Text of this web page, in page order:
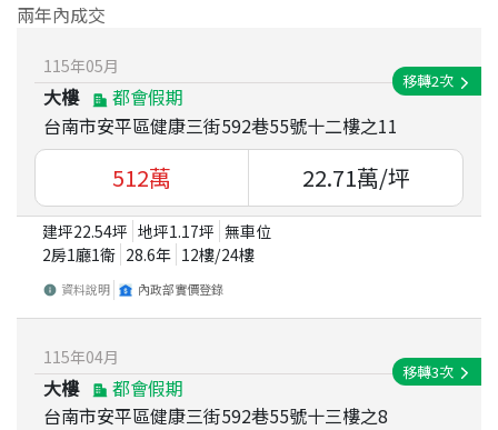
兩年內成交
115年05月
大樓
都會假期
台南市安平區健康三街592巷55號十二樓之11
移轉2次
512萬 22.71萬/坪
建坪22.54坪 地坪1.17坪 無車位
2房1廳1衛 28.6年 12樓/24樓
資料說明 內政部實價登錄
115年04月
大樓
都會假期
台南市安平區健康三街592巷55號十三樓之8
移轉3次